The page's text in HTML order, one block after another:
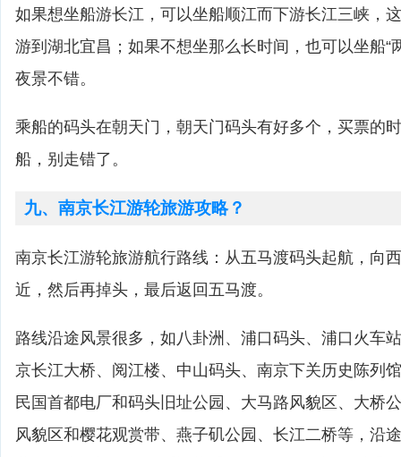
如果想坐船游长江，可以坐船顺江而下游长江三峡，
游到湖北宜昌；如果不想坐那么长时间，也可以坐船“
夜景不错。
乘船的码头在朝天门，朝天门码头有好多个，买票的
船，别走错了。
九、南京长江游轮旅游攻略？
南京长江游轮旅游航行路线：从五马渡码头起航，向
近，然后再掉头，最后返回五马渡。
路线沿途风景很多，如八卦洲、浦口码头、浦口火车
京长江大桥、阅江楼、中山码头、南京下关历史陈列
民国首都电厂和码头旧址公园、大马路风貌区、大桥
风貌区和樱花观赏带、燕子矶公园、长江二桥等，沿